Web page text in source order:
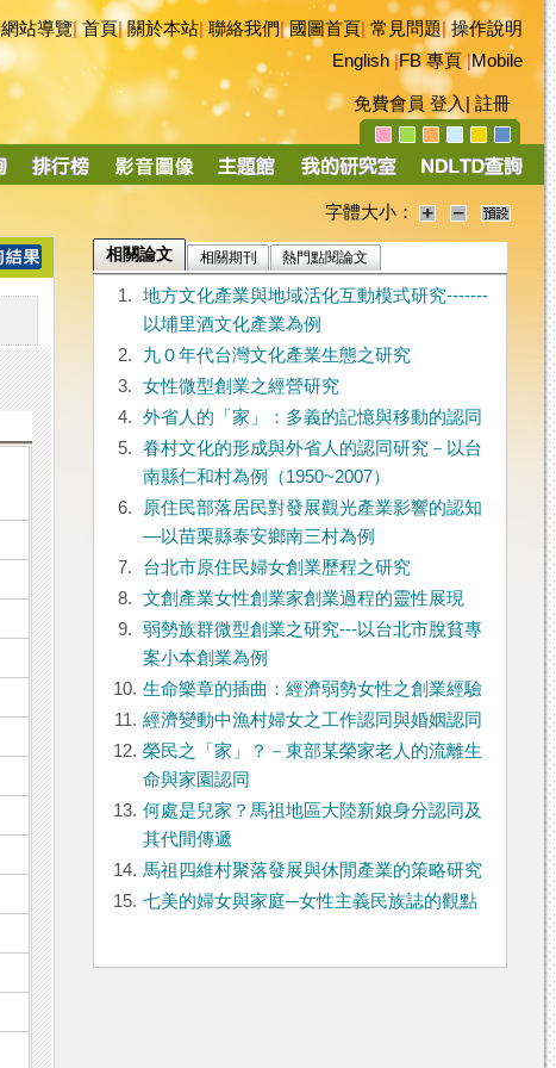
網站導覽|首頁|關於本站 聯絡我們|國圖首頁 常見問題|操作說明
English|FB 專頁|Mobile
免費會員 登入 註冊
字體大小：
相關論文 相關期刊 熱門點閱論文
1.
地方文化產業與地域活化互動模式研究-------
以埔里酒文化產業為例
2.
九０年代台灣文化產業生態之研究
3.
女性微型創業之經營研究
4.
外省人的「家」：多義的記憶與移動的認同
5.
眷村文化的形成與外省人的認同研究－以台
南縣仁和村為例（1950~2007）
6.
原住民部落居民對發展觀光產業影響的認知
―以苗栗縣泰安鄉南三村為例
7.
台北市原住民婦女創業歷程之研究
8.
文創產業女性創業家創業過程的靈性展現
9.
弱勢族群微型創業之研究---以台北市脫貧專
案小本創業為例
10. 生命樂章的插曲：經濟弱勢女性之創業經驗
11. 經濟變動中漁村婦女之工作認同與婚姻認同
12. 榮民之「家」？－東部某榮家老人的流離生
命與家園認同
13. 何處是兒家？馬祖地區大陸新娘身分認同及
其代間傳遞
14. 馬祖四維村聚落發展與休閒產業的策略研究
15. 七美的婦女與家庭─女性主義民族誌的觀點